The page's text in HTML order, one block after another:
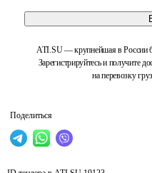
ATI.SU — крупнейшая в России
Зарегистрируйтесь и получите
на перевозку
Поделиться